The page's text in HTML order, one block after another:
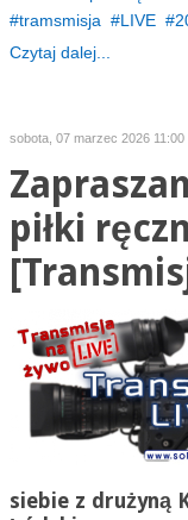
tramsmisja
LIVE
Czytaj dalej...
sobota, 07 marzec 2026 11:00
piłki
siebie z drużyną